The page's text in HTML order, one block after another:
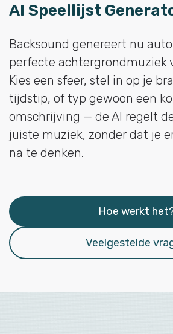
AI Speellijst
Backsound genereert nu
perfecte achtergrondmuziek
Kies een sfeer, stel in op je
tijdstip, of typ gewoon een
omschrijving — de AI regelt
juiste muziek, zonder dat je
na te denken.
Hoe werkt
Veelgestelde